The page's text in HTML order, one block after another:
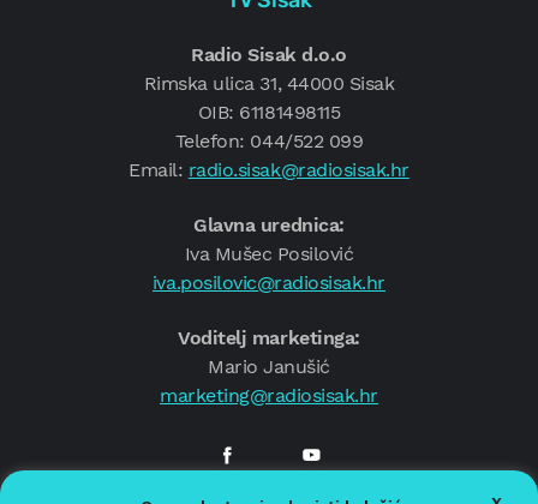
Radio Sisak d.o.o
Rimska ulica 31, 44000 Sisak
OIB: 61181498115
Telefon: 044/522 099
Email: radio.sisak@radiosisak.hr
Glavna urednica:
Iva Mušec Posilović
iva.posilovic@radiosisak.hr
Voditelj marketinga:
Mario Janušić
marketing@radiosisak.hr